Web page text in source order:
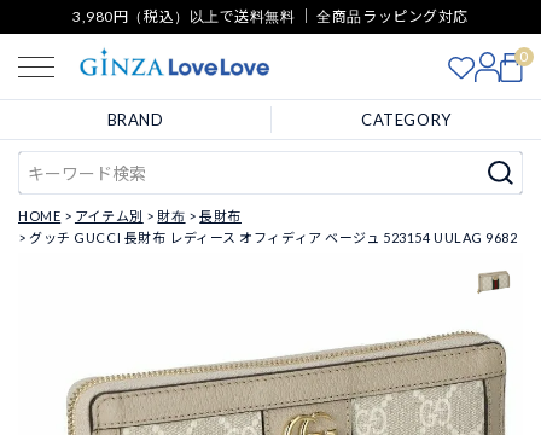
3,980円（税込）以上で送料無料 ｜ 全商品ラッピング対応
0
BRAND CATEGORY
HOME アイテム別 財布
長財布
グッチ GUCCI 長財布 レディース オフィディア ベージュ 523154 UULAG 9682